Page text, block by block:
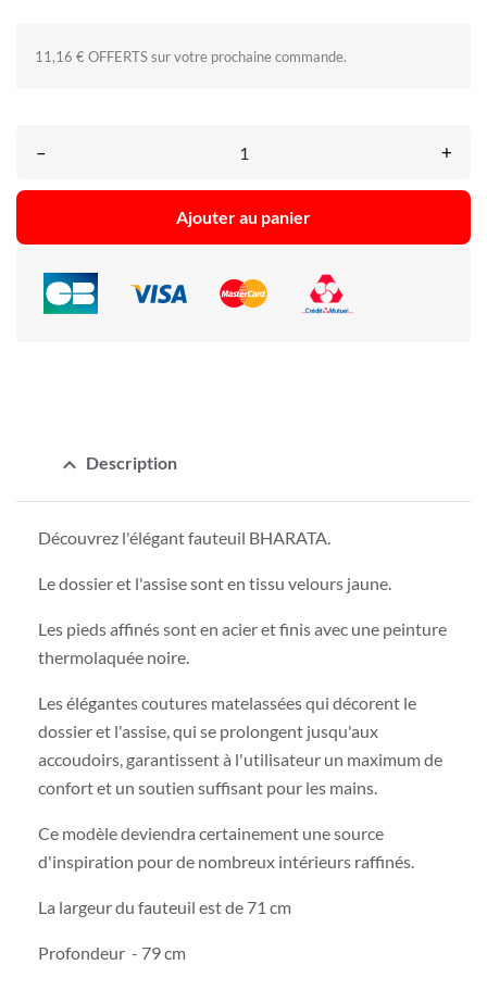
11,16 € OFFERTS sur votre prochaine commande.
– +
Ajouter au panier
expand_less Description
Découvrez l'élégant fauteuil BHARATA.
Le dossier et l'assise sont en tissu velours jaune.
Les pieds affinés sont en acier et finis avec une peinture
thermolaquée noire.
Les élégantes coutures matelassées qui décorent le
dossier et l'assise, qui se prolongent jusqu'aux
accoudoirs, garantissent à l'utilisateur un maximum de
confort et un soutien suffisant pour les mains.
Ce modèle deviendra certainement une source
d'inspiration pour de nombreux intérieurs raffinés.
La largeur du fauteuil est de 71 cm
Profondeur - 79 cm